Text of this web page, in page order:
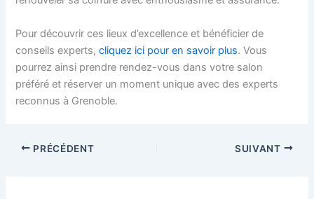
Pour découvrir ces lieux d’excellence et bénéficier de
conseils experts,cliquez ici pour en savoir plus. Vous
pourrez ainsi prendre rendez-vous dans votre salon
préféré et réserver un moment unique avec des experts
reconnus à Grenoble.
PRÉCÉDENT SUIVANT